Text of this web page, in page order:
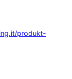
produkt-